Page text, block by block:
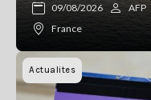
09/08/2026
AFP
France
Actualites